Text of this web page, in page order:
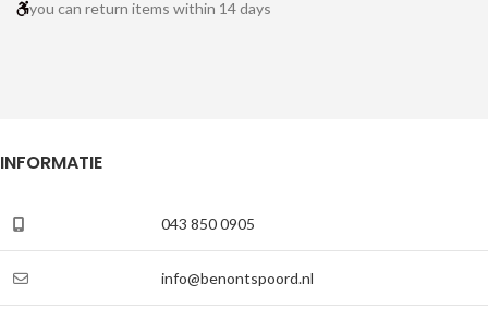
you can return items within 14 days
INFORMATIE
043 850 0905
info@benontspoord.nl